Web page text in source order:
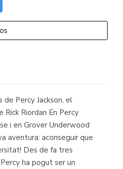
Percy Jackson, el
Riordan En Percy
i en Grover Underwood
aventura: aconseguir que
Des de fa tres
ha pogut ser un